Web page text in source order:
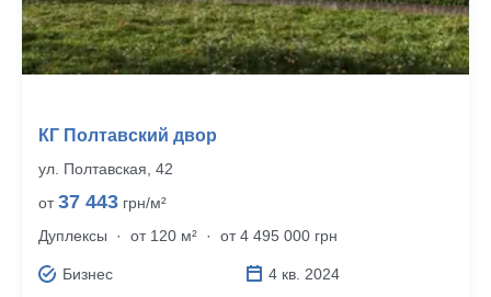
КГ Полтавский двор
ул. Полтавская, 42
от37 443 грн/м²
Дуплексы
· от 120 м² · от 4 495 000 грн
Бизнес 4 кв. 2024